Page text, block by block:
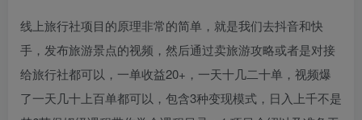
线上旅行社项目的原理非常的简单，就是我们去抖音和快
手，发布旅游景点的视频，然后通过卖旅游攻略或者是对接
给旅行社都可以，一单收益20+，一天十几二十单，视频爆
了一天几十上百单都可以，包含3种变现模式，日入上千不是